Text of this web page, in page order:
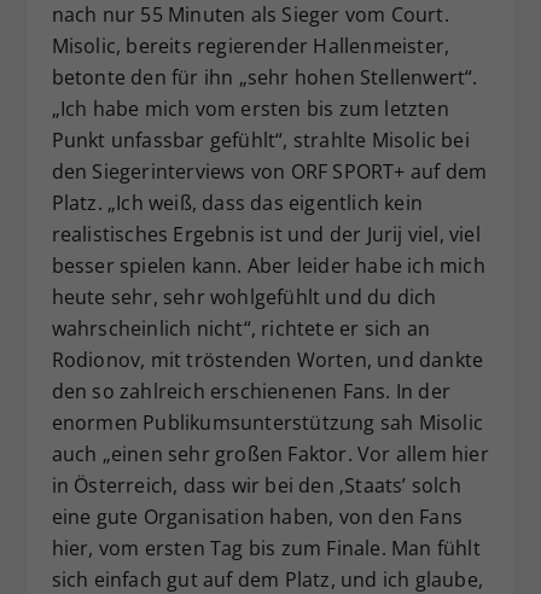
nach nur 55 Minuten als Sieger vom Court.
Misolic, bereits regierender Hallenmeister,
betonte den für ihn „sehr hohen Stellenwert“.
„Ich habe mich vom ersten bis zum letzten
Punkt unfassbar gefühlt“, strahlte Misolic bei
den Siegerinterviews von ORF SPORT+ auf dem
Platz. „Ich weiß, dass das eigentlich kein
realistisches Ergebnis ist und der Jurij viel, viel
besser spielen kann. Aber leider habe ich mich
heute sehr, sehr wohlgefühlt und du dich
wahrscheinlich nicht“, richtete er sich an
Rodionov, mit tröstenden Worten, und dankte
den so zahlreich erschienenen Fans. In der
enormen Publikumsunterstützung sah Misolic
auch „einen sehr großen Faktor. Vor allem hier
in Österreich, dass wir bei den ‚Staats’ solch
eine gute Organisation haben, von den Fans
hier, vom ersten Tag bis zum Finale. Man fühlt
sich einfach gut auf dem Platz, und ich glaube,